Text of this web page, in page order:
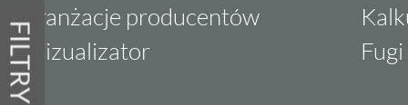
FILTRY
Aranżacje producentów
Wizualizator